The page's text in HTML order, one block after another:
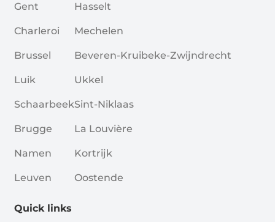
Gent
Charleroi
Brussel
Luik
Schaarbeek
Brugge
Namen
Leuven
Hasselt
Mechelen
Beveren-Kruibeke-Zwijndrecht
Ukkel
Sint-Niklaas
La Louvière
Kortrijk
Oostende
Quick links